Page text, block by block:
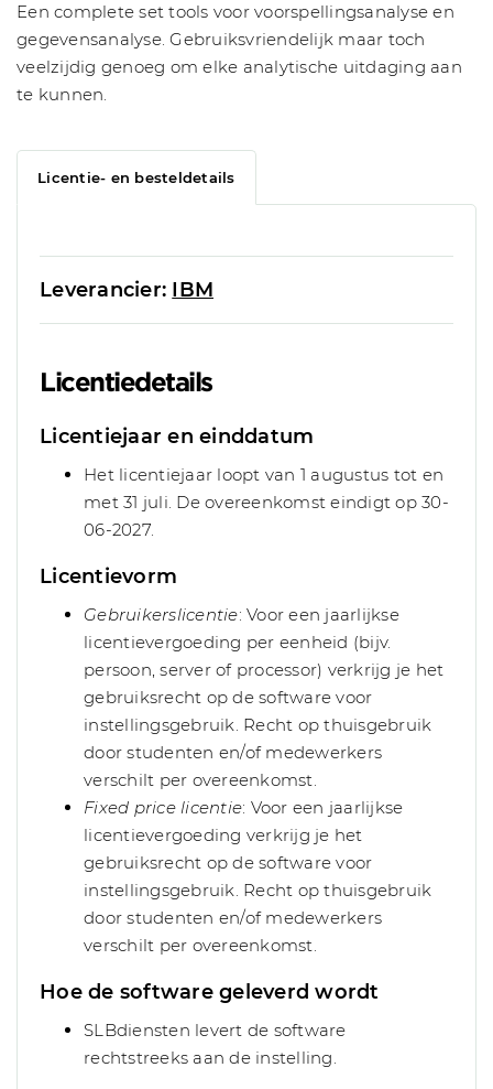
Een complete set tools voor voorspellingsanalyse en
gegevensanalyse. Gebruiksvriendelijk maar toch
veelzijdig genoeg om elke analytische uitdaging aan
te kunnen.
Licentie- en besteldetails
Leverancier: IBM
Licentiedetails
Licentiejaar en einddatum
Het licentiejaar loopt van 1 augustus tot en
met 31 juli. De overeenkomst eindigt op 30-
06-2027.
Licentievorm
Gebruikerslicentie: Voor een jaarlijkse
licentievergoeding per eenheid (bijv.
persoon, server of processor) verkrijg je het
gebruiksrecht op de software voor
instellingsgebruik. Recht op thuisgebruik
door studenten en/of medewerkers
verschilt per overeenkomst.
Fixed price licentie: Voor een jaarlijkse
licentievergoeding verkrijg je het
gebruiksrecht op de software voor
instellingsgebruik. Recht op thuisgebruik
door studenten en/of medewerkers
verschilt per overeenkomst.
Hoe de software geleverd wordt
SLBdiensten levert de software
rechtstreeks aan de instelling.